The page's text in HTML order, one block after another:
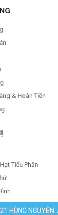
& Hoàn Tiền
Tiểu Phân
HÙNG